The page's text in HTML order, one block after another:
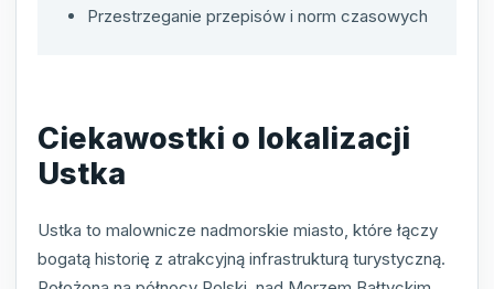
Przestrzeganie przepisów i norm czasowych
Ciekawostki o lokalizacji
Ustka
Ustka to malownicze nadmorskie miasto, które łączy
bogatą historię z atrakcyjną infrastrukturą turystyczną.